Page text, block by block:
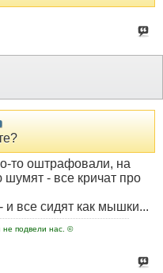
то оштрафовали, на
шумят - все кричат про
и все сидят как мышки...
не подвели нас. ©